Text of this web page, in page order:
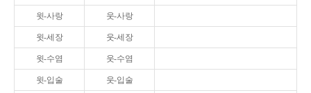
윗-사랑 웃-사랑
윗-세장 웃-세장
윗-수염 웃-수염
윗-입술 웃-입술